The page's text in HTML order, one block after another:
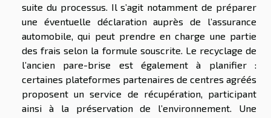
suite du processus. Il s’agit notamment de préparer
une éventuelle déclaration auprès de l’assurance
automobile, qui peut prendre en charge une partie
des frais selon la formule souscrite. Le recyclage de
l’ancien pare-brise est également à planifier :
certaines plateformes partenaires de centres agréés
proposent un service de récupération, participant
ainsi à la préservation de l’environnement. Une